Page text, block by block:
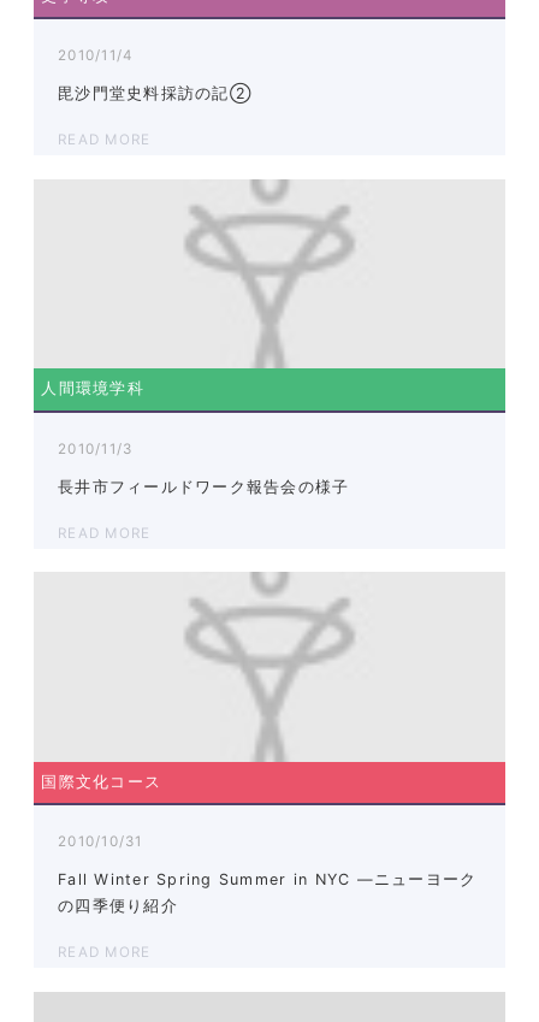
2010/11/4
毘沙門堂史料採訪の記②
READ MORE
人間環境学科
2010/11/3
長井市フィールドワーク報告会の様子
READ MORE
国際文化コース
2010/10/31
Fall Winter Spring Summer in NYC ―ニューヨーク
の四季便り紹介
READ MORE